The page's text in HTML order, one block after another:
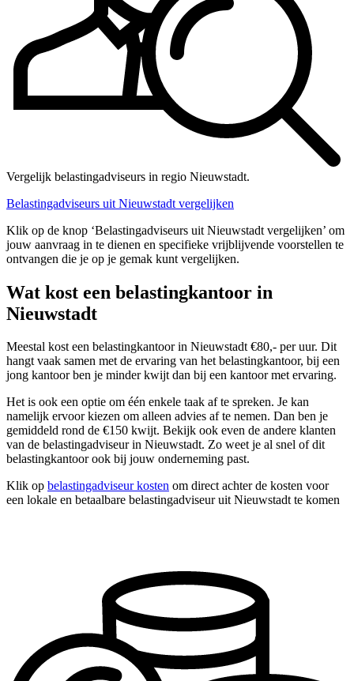
Vergelijk belastingadviseurs in regio Nieuwstadt.
Belastingadviseurs uit Nieuwstadt vergelijken
Klik op de knop ‘Belastingadviseurs uit Nieuwstadt vergelijken’ om
jouw aanvraag in te dienen en specifieke vrijblijvende voorstellen te
ontvangen die je op je gemak kunt vergelijken.
Wat kost een belastingkantoor in
Nieuwstadt
Meestal kost een belastingkantoor in Nieuwstadt €80,- per uur. Dit
hangt vaak samen met de ervaring van het belastingkantoor, bij een
jong kantoor ben je minder kwijt dan bij een kantoor met ervaring.
Het is ook een optie om één enkele taak af te spreken. Je kan
namelijk ervoor kiezen om alleen advies af te nemen. Dan ben je
gemiddeld rond de €150 kwijt. Bekijk ook even de andere klanten
van de belastingadviseur in Nieuwstadt. Zo weet je al snel of dit
belastingkantoor ook bij jouw onderneming past.
Klik op belastingadviseur kosten om direct achter de kosten voor
een lokale en betaalbare belastingadviseur uit Nieuwstadt te komen